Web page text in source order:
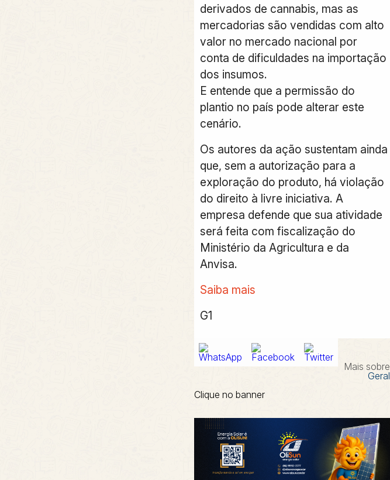
derivados de cannabis, mas as
mercadorias são vendidas com alto
valor no mercado nacional por
conta de dificuldades na importação
dos insumos.
E entende que a permissão do
plantio no país pode alterar este
cenário.
Os autores da ação sustentam ainda
que, sem a autorização para a
exploração do produto, há violação
do direito à livre iniciativa. A
empresa defende que sua atividade
será feita com fiscalização do
Ministério da Agricultura e da
Anvisa.
Saiba mais
G1
Mais sobre
Geral
Clique no banner